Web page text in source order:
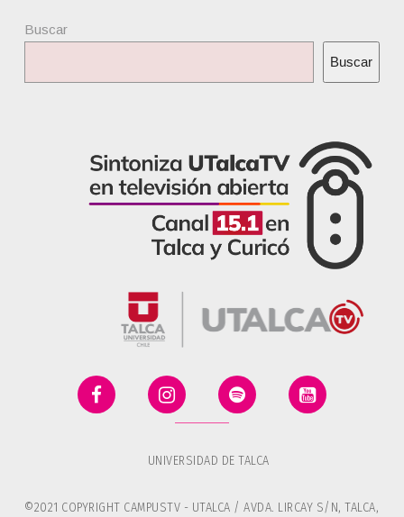
Buscar
Buscar
UNIVERSIDAD DE TALCA
©2021 COPYRIGHT CAMPUSTV - UTALCA / AVDA. LIRCAY S/N, TALCA,